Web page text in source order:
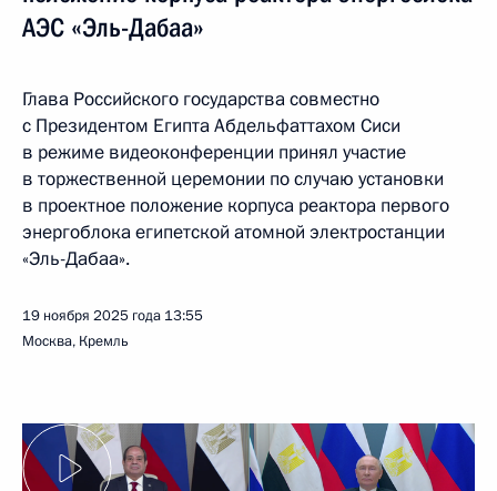
АЭС «Эль-Дабаа»
Глава Российского государства совместно
с Президентом Египта Абдельфаттахом Сиси
в режиме видеоконференции принял участие
в торжественной церемонии по случаю установки
в проектное положение корпуса реактора первого
энергоблока египетской атомной электростанции
«Эль-Дабаа».
19 ноября 2025 года 13:55
Москва, Кремль